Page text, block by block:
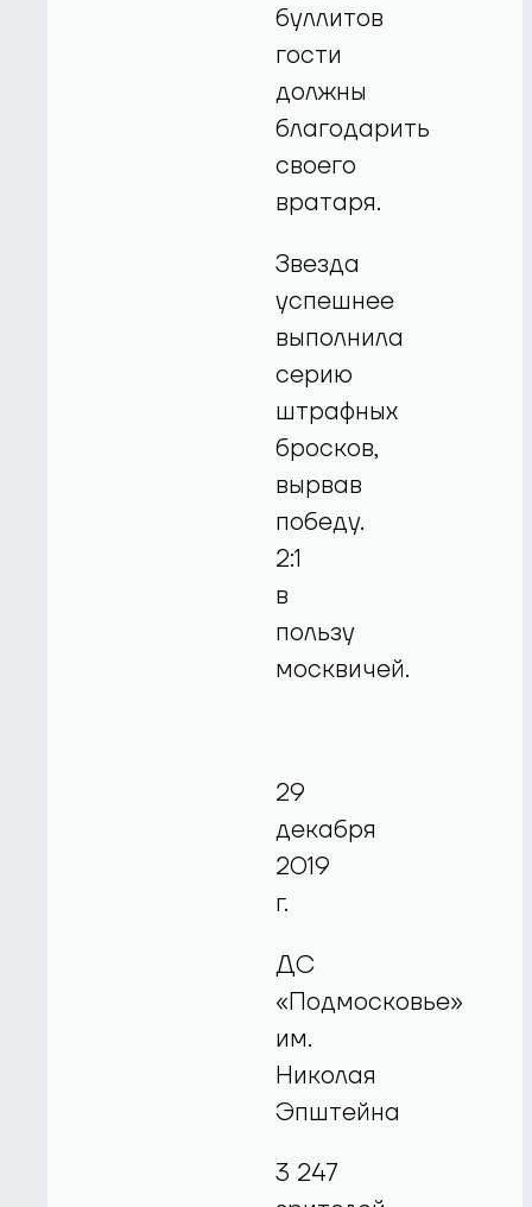
буллитов
гости
должны
благодарить
своего
вратаря.
Звезда
успешнее
выполнила
серию
штрафных
бросков,
вырвав
победу.
2:1
в
пользу
москвичей.
29
декабря
2019
г.
ДС
«Подмосковье»
им.
Николая
Эпштейна
3 247